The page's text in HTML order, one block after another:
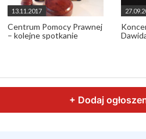
13.11.2017
Centrum Pomocy Prawnej
– kolejne spotkanie